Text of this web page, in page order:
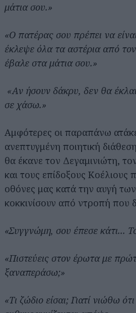
μάτια σου.»
«Ο πατέρας σου πρέπει να
έκλεψε όλα τα αστέρια από
έβαλε στα μάτια σου.»
«Αν ήσουν δάκρυ, δεν θα
σε χάσω.»
Αμφότερες οι παραπάνω
ανεπτυγμένη ποιητική
θα έκανε τον Δεγαμινιώτη,
και τους επίδοξους Κοέλιους
οθόνες μας κατά την αυγή
κοκκινίσουν από ντροπή που
«Συγγνώμη, σου έπεσε κάτι...
«Πιστεύεις στον έρωτα με
ξαναπεράσω;»
«Τι ζώδιο είσαι; Γιατί νιώθω